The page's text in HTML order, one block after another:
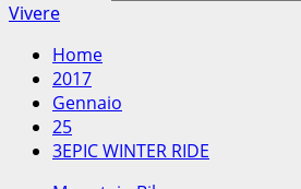
Vivere
Home
2017
Gennaio
25
3EPIC WINTER RIDE